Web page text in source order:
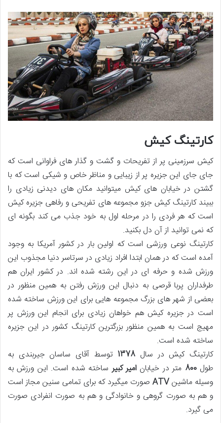
کارتینگ کیش
کیش سرزمینی پر از تفریحات و گشت و گذار های فراوانی است که
جای جای این جزیره پر از زیبایی و مناظر خاص و شیکی است که با
گشتن در خیابان های کیش میتوانید مکان های دیدنی زیادی را
ببیند کارتینگ کیش جزو مجموعه های تفریحی و رفاهی جزیره کیش
است که هر فردی را در مرحله اول به خود جذب می کند بگونه ای
که نمی توانید از آن دل بکنید.
کارتینگ نوعی ورزشی است که اولین بار در کشور آمریکا به وجود
آمده است که در همان ابتدا افراد زیادی در سرتاسر دنیا مجذوب این
ورزش شده و حرفه ای در این رشته شده اند. در کشور ایران هم
طرفداران پربا قرصی به دنبال این ورزش رفتن به همین منظور در
بعضی از شهر های بزرگ مجموعه هایی برای این ورزش ساخته شده
است در جزیره کیش هم خواهان زیادی برای انجام این ورزش پر
مهیج است به همین منظور بزرگترین کارتینگ کشور در این جزیره
ساخته شده است.
کارتینگ کیش در سال 1378 توسط آقای ساسان جیربندی به
طول800 متر در خیابانامیر کبیرساخته شده است. این ورزش به
وسیله ماشینATV صورت میگیرد که برای تمامی سنین مجاز است
و هم به صورت گروهی و خانوادگی و هم به صورت انفرادی صورت
می گیرد.